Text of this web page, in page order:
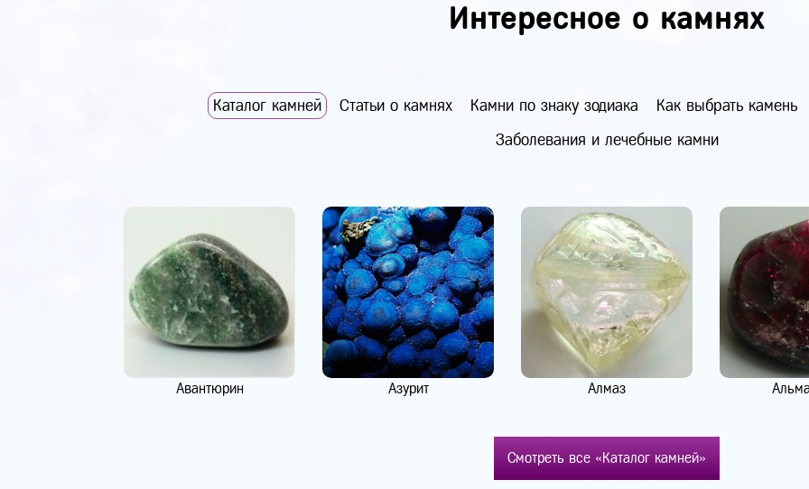
Интересное о камнях
Каталог камней Статьи о камнях Камни по знаку зодиака Как выбрать камень
Заболевания и лечебные камни
Авантюрин Азурит Алмаз
Смотреть все «Каталог камней»